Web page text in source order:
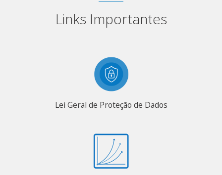
Links Importantes
Lei Geral de Proteção de Dados